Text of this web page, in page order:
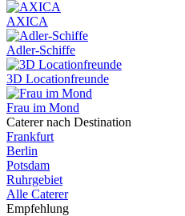
AXICA
Adler-Schiffe
3D Locationfreunde
Frau im Mond
Caterer nach Destination
Frankfurt
Berlin
Potsdam
Ruhrgebiet
Alle Caterer
Empfehlung